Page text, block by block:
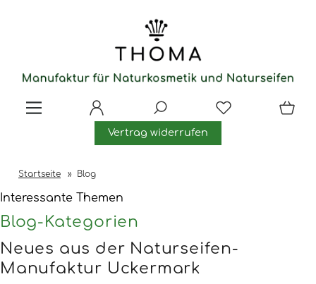
Vertrag widerrufen
Startseite » Blog
Interessante Themen
Blog-Kategorien
Neues aus der Naturseifen-
Manufaktur Uckermark